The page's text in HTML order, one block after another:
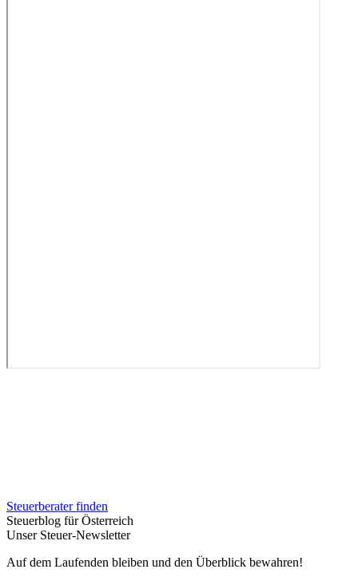
Steuerberater finden
Steuerblog für Österreich
Unser Steuer-Newsletter
Auf dem Laufenden bleiben und den Überblick bewahren!